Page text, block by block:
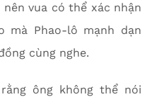
vua có thể xác nhận
mà Phao-lô mạnh dạn
cùng nghe.
ông không thể nói